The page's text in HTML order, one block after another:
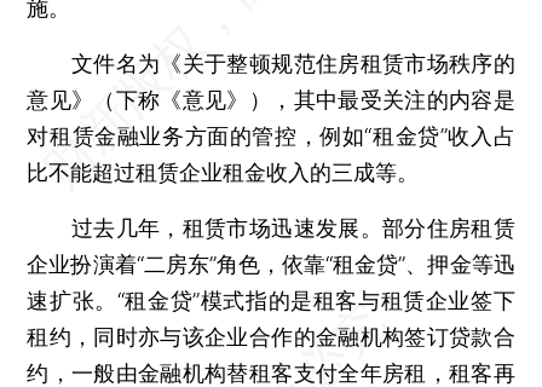
施。
文件名为《关于整顿规范住房租赁市场秩序的
意见》（下称《意见》），其中最受关注的内容是
对租赁金融业务方面的管控，例如“租金贷”收入占
比不能超过租赁企业租金收入的三成等。
过去几年，租赁市场迅速发展。部分住房租赁
企业扮演着“二房东”角色，依靠“租金贷”、押金等迅
速扩张。“租金贷”模式指的是租客与租赁企业签下
租约，同时亦与该企业合作的金融机构签订贷款合
约，一般由金融机构替租客支付全年房租，租客再